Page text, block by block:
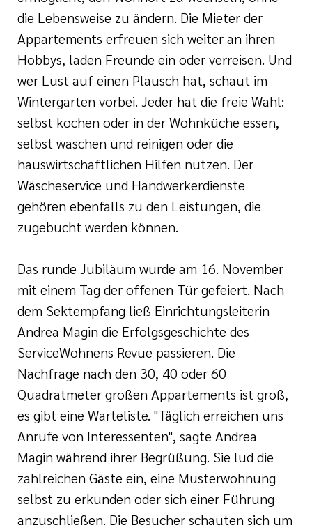
die Lebensweise zu ändern. Die Mieter der
Appartements erfreuen sich weiter an ihren
Hobbys, laden Freunde ein oder verreisen. Und
wer Lust auf einen Plausch hat, schaut im
Wintergarten vorbei. Jeder hat die freie Wahl:
selbst kochen oder in der Wohnküche essen,
selbst waschen und reinigen oder die
hauswirtschaftlichen Hilfen nutzen. Der
Wäscheservice und Handwerkerdienste
gehören ebenfalls zu den Leistungen, die
zugebucht werden können.
Das runde Jubiläum wurde am 16. November
mit einem Tag der offenen Tür gefeiert. Nach
dem Sektempfang ließ Einrichtungsleiterin
Andrea Magin die Erfolgsgeschichte des
ServiceWohnens Revue passieren. Die
Nachfrage nach den 30, 40 oder 60
Quadratmeter großen Appartements ist groß,
es gibt eine Warteliste. "Täglich erreichen uns
Anrufe von Interessenten", sagte Andrea
Magin während ihrer Begrüßung. Sie lud die
zahlreichen Gäste ein, eine Musterwohnung
selbst zu erkunden oder sich einer Führung
anzuschließen. Die Besucher schauten sich um